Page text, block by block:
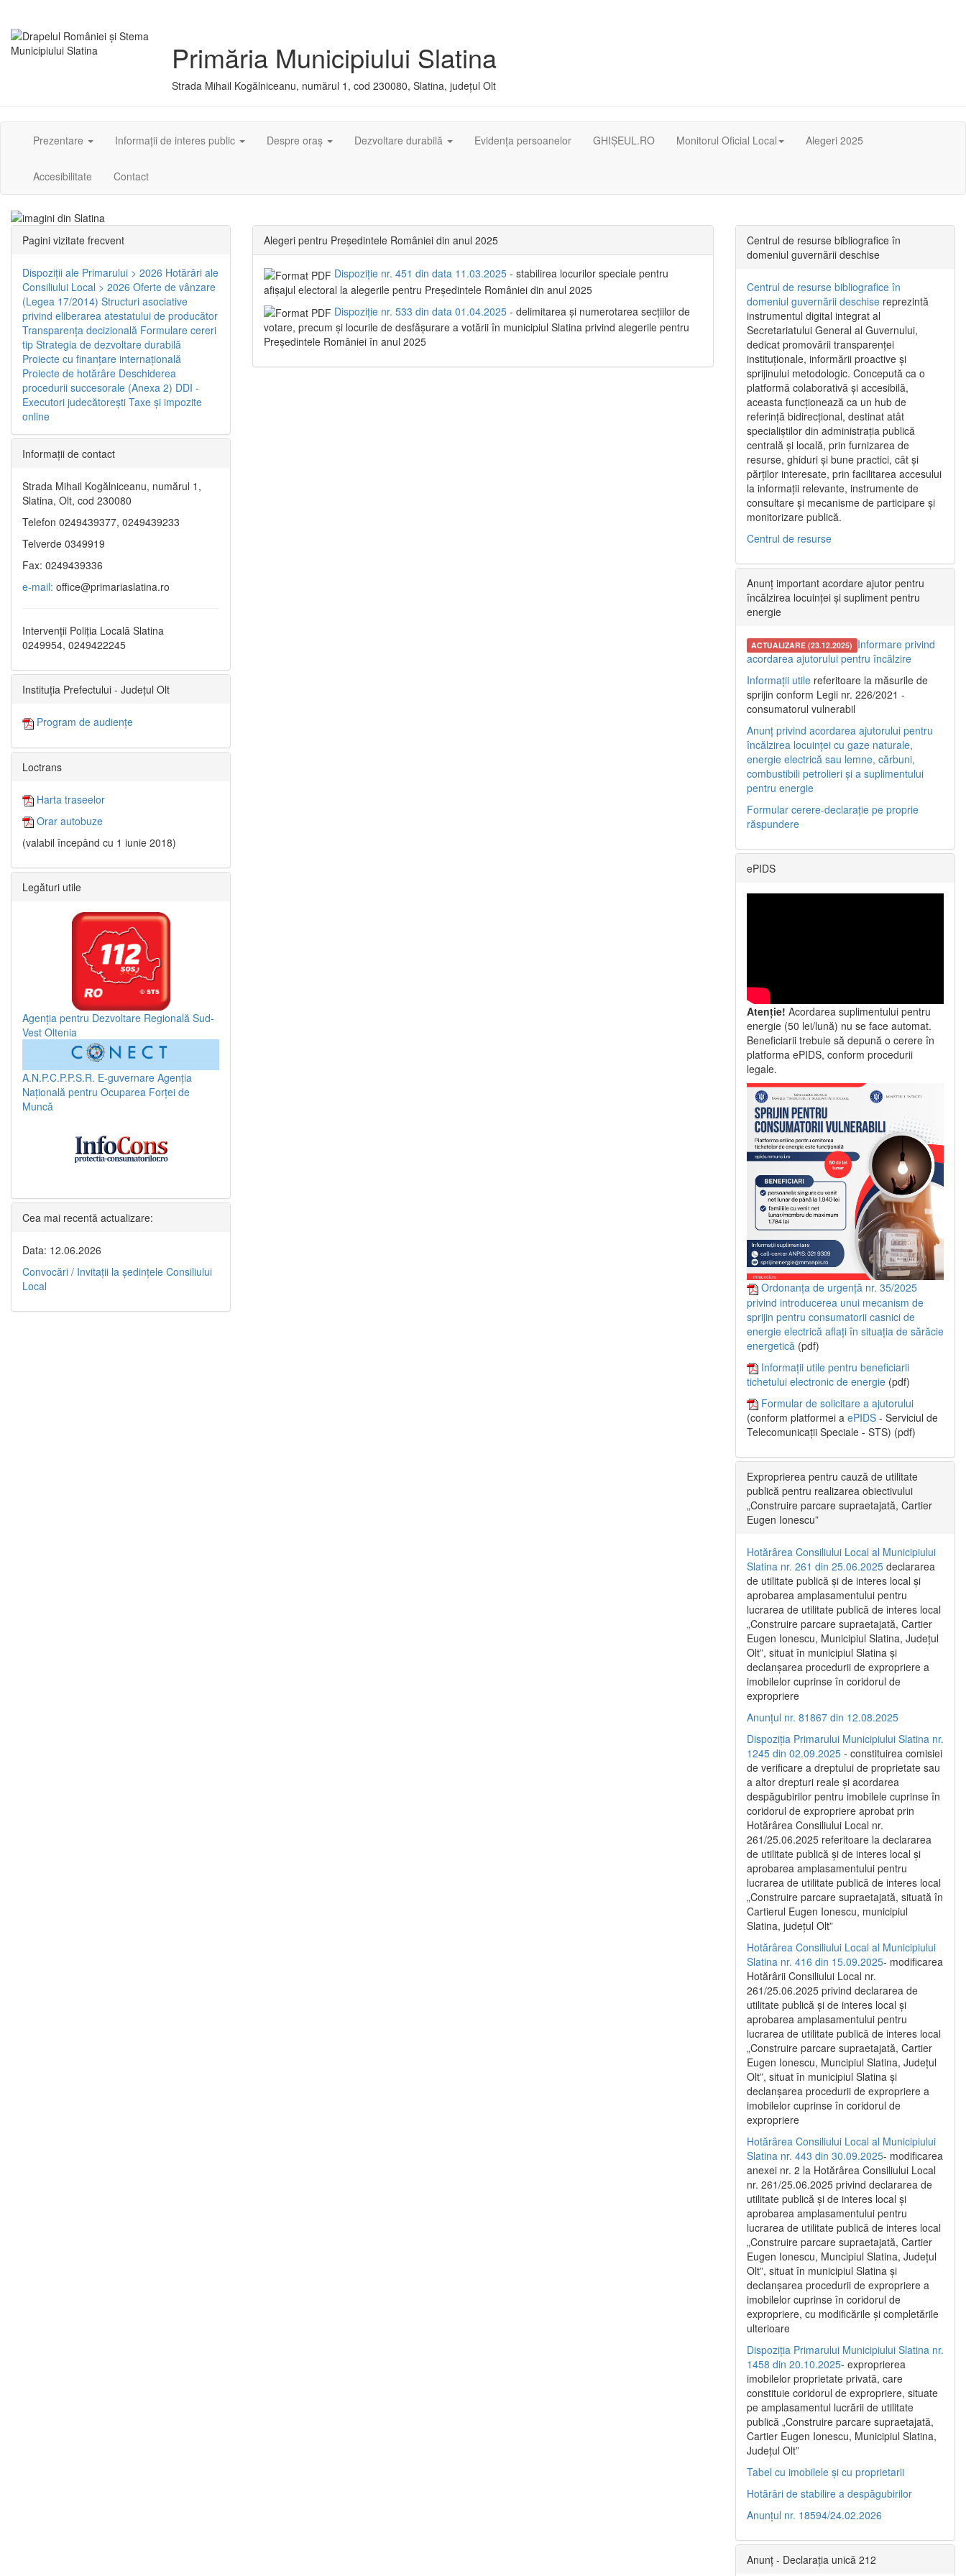
Primăria Municipiului Slatina
Strada Mihail Kogălniceanu, numărul 1, cod 230080, Slatina, județul Olt
Prezentare Informații de interes public Despre oraș Dezvoltare durabilă Evidența persoanelor GHIȘEUL.RO Monitorul Oficial Local Alegeri 2025
Accesibilitate Contact
Alegeri pentru Președintele României din anul 2025
Dispoziție nr. 451 din data 11.03.2025 - stabilirea locurilor speciale pentru
afișajul electoral la alegerile pentru Președintele României din anul 2025
Dispoziție nr. 533 din data 01.04.2025 - delimitarea şi numerotarea secţiilor de
votare, precum şi locurile de desfăşurare a votării în municipiul Slatina privind alegerile pentru
Preşedintele României în anul 2025
Pagini vizitate frecvent
Dispoziţii ale Primarului > 2026 Hotărâri ale
Consiliului Local > 2026 Oferte de vânzare
(Legea 17/2014) Structuri asociative
privind eliberarea atestatului de producător
Transparenţa decizională Formulare cereri
tip Strategia de dezvoltare durabilă
Proiecte cu finanţare internaţională
Proiecte de hotărâre Deschiderea
procedurii succesorale (Anexa 2) DDI -
Executori judecătorești Taxe şi impozite
online
Informaţii de contact
Strada Mihail Kogălniceanu, numărul 1,
Slatina, Olt, cod 230080
Telefon 0249439377, 0249439233
Telverde 0349919
Fax: 0249439336
e-mail: office@primariaslatina.ro
Intervenții Poliția Locală Slatina
0249954, 0249422245
Instituția Prefectului - Județul Olt
Program de audiențe
Loctrans
Harta traseelor
Orar autobuze
(valabil începând cu 1 iunie 2018)
Legături utile
Agenția pentru Dezvoltare Regională Sud-
Vest Oltenia
A.N.P.C.P.P.S.R. E-guvernare Agenția
Națională pentru Ocuparea Forței de
Muncă
Cea mai recentă actualizare:
Data: 12.06.2026
Convocări / Invitaţii la şedinţele Consiliului
Local
Centrul de resurse bibliografice în
domeniul guvernării deschise
Centrul de resurse bibliografice în
domeniul guvernării deschise reprezintă
instrumentul digital integrat al
Secretariatului General al Guvernului,
dedicat promovării transparenței
instituționale, informării proactive și
sprijinului metodologic. Concepută ca o
platformă colaborativă și accesibilă,
aceasta funcționează ca un hub de
referință bidirecțional, destinat atât
specialiștilor din administrația publică
centrală și locală, prin furnizarea de
resurse, ghiduri și bune practici, cât și
părților interesate, prin facilitarea accesului
la informații relevante, instrumente de
consultare și mecanisme de participare și
monitorizare publică.
Centrul de resurse
Anunț important acordare ajutor pentru
încălzirea locuinței și supliment pentru
energie
ACTUALIZARE (23.12.2025) Informare privind
acordarea ajutorului pentru încălzire
Informații utile referitoare la măsurile de
sprijin conform Legii nr. 226/2021 -
consumatorul vulnerabil
Anunț privind acordarea ajutorului pentru
încălzirea locuinței cu gaze naturale,
energie electrică sau lemne, cărbuni,
combustibili petrolieri și a suplimentului
pentru energie
Formular cerere-declarație pe proprie
răspundere
ePIDS
Atenție! Acordarea suplimentului pentru
energie (50 lei/lună) nu se face automat.
Beneficiarii trebuie să depună o cerere în
platforma ePIDS, conform procedurii
legale.
Ordonanța de urgență nr. 35/2025
privind introducerea unui mecanism de
sprijin pentru consumatorii casnici de
energie electrică aflați în situația de sărăcie
energetică (pdf)
Informații utile pentru beneficiarii
tichetului electronic de energie (pdf)
Formular de solicitare a ajutorului
(conform platformei a ePIDS - Serviciul de
Telecomunicații Speciale - STS) (pdf)
Exproprierea pentru cauză de utilitate
publică pentru realizarea obiectivului
„Construire parcare supraetajată, Cartier
Eugen Ionescu”
Hotărârea Consiliului Local al Municipiului
Slatina nr. 261 din 25.06.2025 declararea
de utilitate publică și de interes local și
aprobarea amplasamentului pentru
lucrarea de utilitate publică de interes local
„Construire parcare supraetajată, Cartier
Eugen Ionescu, Municipiul Slatina, Județul
Olt”, situat în municipiul Slatina și
declanșarea procedurii de expropriere a
imobilelor cuprinse în coridorul de
expropriere
Anunțul nr. 81867 din 12.08.2025
Dispoziția Primarului Municipiului Slatina nr.
1245 din 02.09.2025 - constituirea comisiei
de verificare a dreptului de proprietate sau
a altor drepturi reale și acordarea
despăgubirilor pentru imobilele cuprinse în
coridorul de expropriere aprobat prin
Hotărârea Consiliului Local nr.
261/25.06.2025 referitoare la declararea
de utilitate publică și de interes local și
aprobarea amplasamentului pentru
lucrarea de utilitate publică de interes local
„Construire parcare supraetajată, situată în
Cartierul Eugen Ionescu, municipiul
Slatina, județul Olt”
Hotărârea Consiliului Local al Municipiului
Slatina nr. 416 din 15.09.2025- modificarea
Hotărârii Consiliului Local nr.
261/25.06.2025 privind declararea de
utilitate publică și de interes local și
aprobarea amplasamentului pentru
lucrarea de utilitate publică de interes local
„Construire parcare supraetajată, Cartier
Eugen Ionescu, Muncipiul Slatina, Județul
Olt”, situat în municipiul Slatina și
declanșarea procedurii de expropriere a
imobilelor cuprinse în coridorul de
expropriere
Hotărârea Consiliului Local al Municipiului
Slatina nr. 443 din 30.09.2025- modificarea
anexei nr. 2 la Hotărârea Consiliului Local
nr. 261/25.06.2025 privind declararea de
utilitate publică şi de interes local şi
aprobarea amplasamentului pentru
lucrarea de utilitate publică de interes local
„Construire parcare supraetajată, Cartier
Eugen Ionescu, Muncipiul Slatina, Judeţul
Olt”, situat în municipiul Slatina şi
declanşarea procedurii de expropriere a
imobilelor cuprinse în coridorul de
expropriere, cu modificările şi completările
ulterioare
Dispoziția Primarului Municipiului Slatina nr.
1458 din 20.10.2025- exproprierea
imobilelor proprietate privată, care
constituie coridorul de expropriere, situate
pe amplasamentul lucrării de utilitate
publică „Construire parcare supraetajată,
Cartier Eugen Ionescu, Municipiul Slatina,
Județul Olt”
Tabel cu imobilele și cu proprietarii
Hotărâri de stabilire a despăgubirilor
Anunțul nr. 18594/24.02.2026
Anunț - Declarația unică 212